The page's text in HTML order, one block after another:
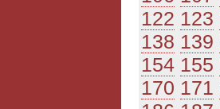
122 123
138 139
154 155
170 171